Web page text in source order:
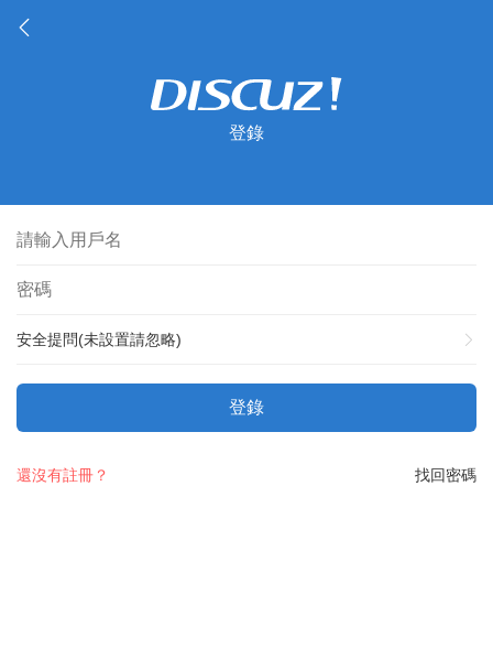
登錄
安全提問(未設置請忽略)
登錄
找回密碼
還沒有註冊？